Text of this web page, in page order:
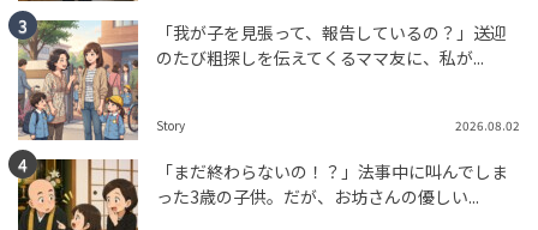
「我が子を見張って、報告しているの？」送迎
のたび粗探しを伝えてくるママ友に、私が...
Story 2026.08.02
「まだ終わらないの！？」法事中に叫んでしま
った3歳の子供。だが、お坊さんの優しい...